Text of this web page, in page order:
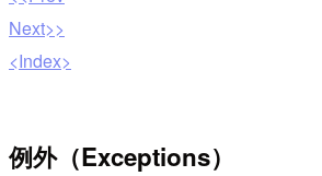
Next>>
<Index>
例外（Exceptions）